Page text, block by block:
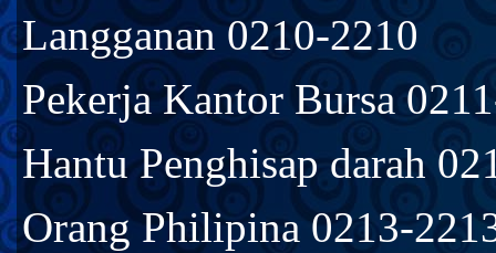
Langganan 0210-2210
Pekerja Kantor Bursa
Hantu Penghisap darah
Orang Philipina 0213-